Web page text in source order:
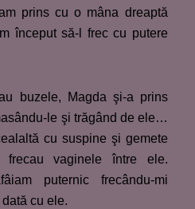
prins cu o mâna dreaptă
început să-l frec cu putere
buzele, Magda şi-a prins
le şi trăgând de ele…
cu suspine şi gemete
vaginele între ele.
puternic frecându-mi
cu ele.